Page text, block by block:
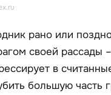
рано или
своей рассады
в
большую часть